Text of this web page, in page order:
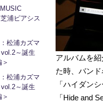
浦ピアシス
松浦カズマ
vol.2～誕生
松浦カズマ
vol.2～誕生
アルバムを
た時、バン
「ハイダン
「Hide and